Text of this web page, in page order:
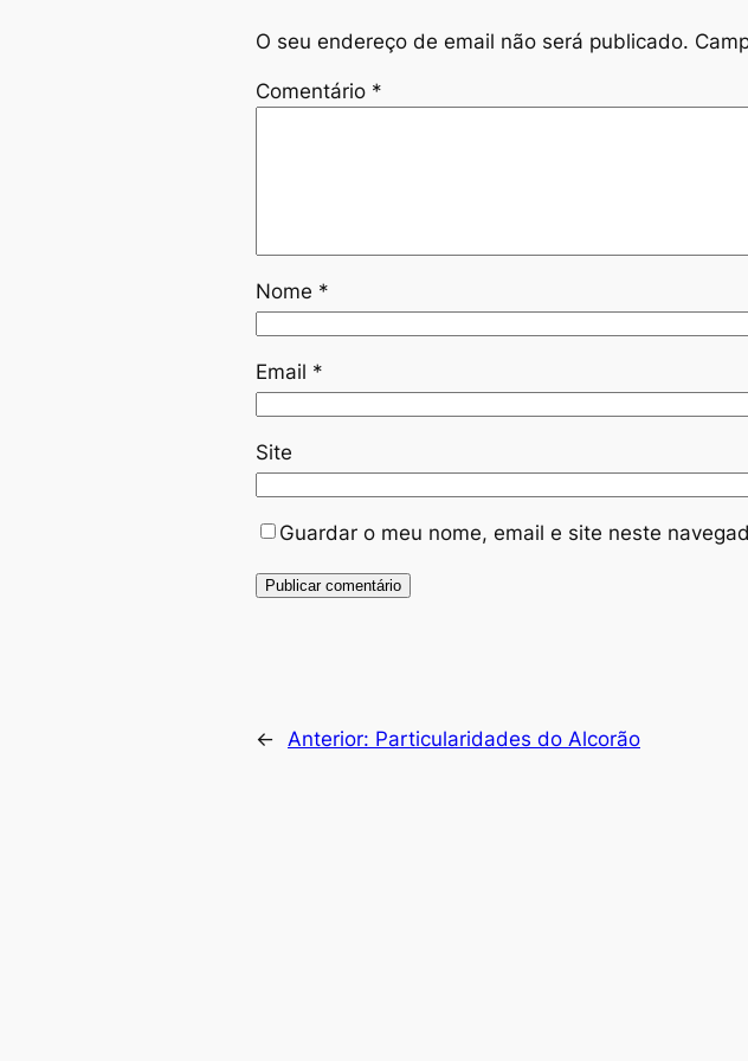
O seu endereço de email não será publicado.
Comentário *
Nome *
Email *
Site
Guardar o meu nome, email e site neste
← Anterior: Particularidades do Alcorão